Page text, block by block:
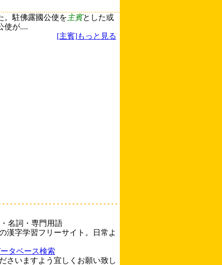
。駐佛露國公使を 主賓とした或
使が....
[主賓]もっと見る
名詞・専門用語
漢字学習フリーサイト。日常よ
タベース検索
さいますよう宜しくお願い致し